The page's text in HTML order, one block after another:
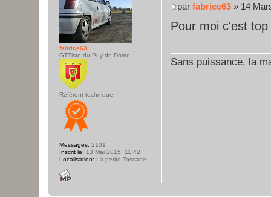
par fabrice63 » 14
Pour moi c'est
Sans puissance, la
fabrice63
GTTiste du Puy de Dôme
Référent technique
Messages: 2101
Inscrit le: 13 Mai 2015, 11:42
Localisation: La petite Toscane.